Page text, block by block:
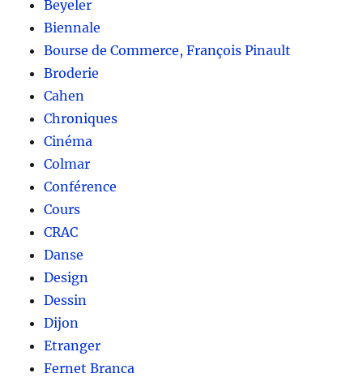
Beyeler
Biennale
Bourse de Commerce, François Pinault
Broderie
Cahen
Chroniques
Cinéma
Colmar
Conférence
Cours
CRAC
Danse
Design
Dessin
Dijon
Etranger
Fernet Branca